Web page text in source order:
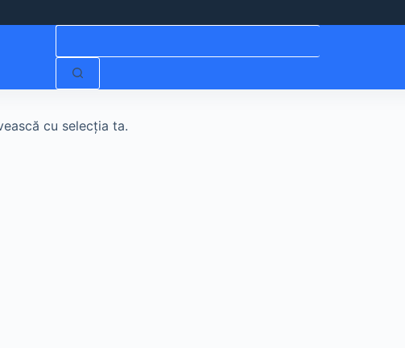
rezultat
cu selecția ta.